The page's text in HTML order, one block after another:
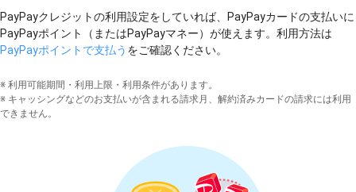
PayPayクレジットの利用設定をしていれば、PayPayカードの支払いに
PayPayポイント（またはPayPayマネー）が使えます。利用方法は
PayPayポイントで支払う をご確認ください。
※ 利用可能期間・利用上限・利用条件があります。
※ キャッシングなどのお支払いが含まれる請求月、解約済みカードの請求には利用
できません。